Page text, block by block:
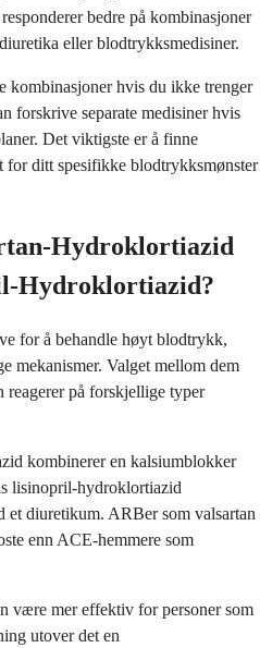
bedre på kombinasjoner
eller blodtrykksmedisiner.
kombinasjoner hvis du ikke trenger
forskrive separate medisiner hvis
Det viktigste er å finne
for ditt spesifikke blodtrykksmønster
Hydroklortiazid
Hydroklortiazid?
for å behandle høyt blodtrykk,
mekanismer. Valget mellom dem
reagerer på forskjellige typer
kombinerer en kalsiumblokker
lisinopril-hydroklortiazid
et diuretikum. ARBer som valsartan
enn ACE-hemmere som
være mer effektiv for personer som
utover det en